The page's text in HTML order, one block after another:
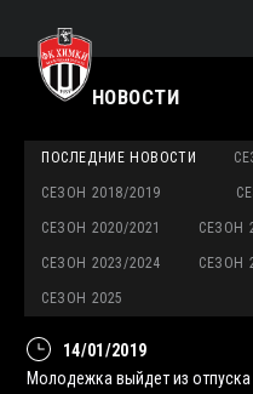
НОВОСТИ
ПОСЛЕДНИЕ НОВОСТИ
СЕЗОН 2018/2019
СЕЗОН 2020/2021 СЕЗОН
СЕЗОН 2023/2024 СЕЗОН
СЕЗОН 2025
14/01/2019
Молодежка выйдет из отпуска